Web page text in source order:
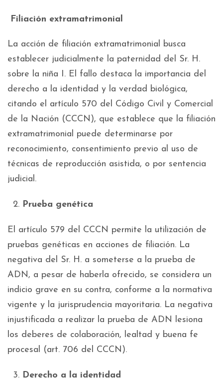
Filiación extramatrimonial
La acción de filiación extramatrimonial busca
establecer judicialmente la paternidad del Sr. H.
sobre la niña I. El fallo destaca la importancia del
derecho a la identidad y la verdad biológica,
citando el artículo 570 del Código Civil y Comercial
de la Nación (CCCN), que establece que la filiación
extramatrimonial puede determinarse por
reconocimiento, consentimiento previo al uso de
técnicas de reproducción asistida, o por sentencia
judicial.
Prueba genética
El artículo 579 del CCCN permite la utilización de
pruebas genéticas en acciones de filiación. La
negativa del Sr. H. a someterse a la prueba de
ADN, a pesar de haberla ofrecido, se considera un
indicio grave en su contra, conforme a la normativa
vigente y la jurisprudencia mayoritaria. La negativa
injustificada a realizar la prueba de ADN lesiona
los deberes de colaboración, lealtad y buena fe
procesal (art. 706 del CCCN).
Derecho a la identidad